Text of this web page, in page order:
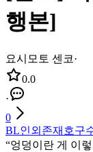
행본]
요시모토 센코·
0.0
·
0
BL인외존재 호구
“엉덩이란 게 이